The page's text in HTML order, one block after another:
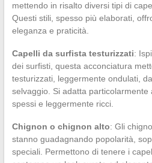
mettendo in risalto diversi tipi di
Questi stili, spesso più elaborati,
eleganza e praticità.
Capelli da surfista testurizzati:
dei surfisti, questa acconciatura
testurizzati, leggermente ondulati,
selvaggio. Si adatta particolarmente
spessi e leggermente ricci.
Chignon o chignon alto: Gli
stanno guadagnando popolarità,
speciali. Permettono di tenere i